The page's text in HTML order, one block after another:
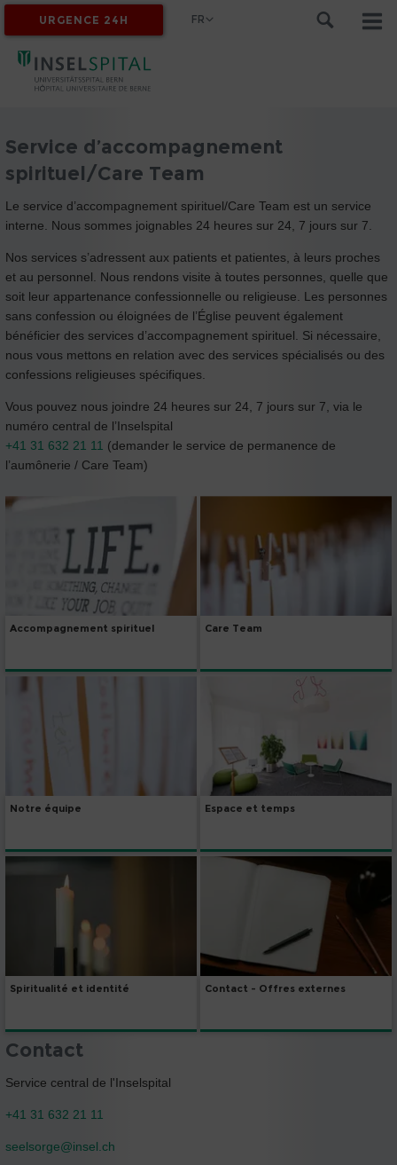
MYINSEL
URGENCE 24H FR
Service d’accompagnement
spirituel/Care Team
Le service d’accompagnement spirituel/Care Team est un service
interne. Nous sommes joignables 24 heures sur 24, 7 jours sur 7.
Nos services s’adressent aux patients et patientes, à leurs proches
et au personnel. Nous rendons visite à toutes personnes, quelle que
soit leur appartenance confessionnelle ou religieuse. Les personnes
sans confession ou éloignées de l’Église peuvent également
bénéficier des services d’accompagnement spirituel. Si nécessaire,
nous vous mettons en relation avec des services spécialisés ou des
confessions religieuses spécifiques.
Vous pouvez nous joindre 24 heures sur 24, 7 jours sur 7, via le
numéro central de l’Inselspital
+41 31 632 21 11 (demander le service de permanence de
l’aumônerie / Care Team)
Accompagnement spirituel Care Team
Notre équipe Espace et temps
Spiritualité et identité Contact - Offres externes
Contact
Service central de l'Inselspital
+41 31 632 21 11
seelsorge@insel.ch